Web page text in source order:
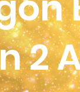
2